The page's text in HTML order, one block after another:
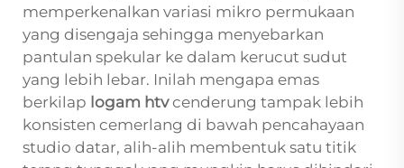
memperkenalkan variasi mikro permukaan
yang disengaja sehingga menyebarkan
pantulan spekular ke dalam kerucut sudut
yang lebih lebar. Inilah mengapa emas
berkilap logam htvcenderung tampak lebih
konsisten cemerlang di bawah pencahayaan
studio datar, alih-alih membentuk satu titik